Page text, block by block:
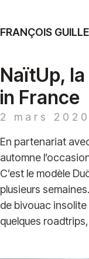
FRANÇOIS
NaïtUp,
in France
2 mars 2020
En partenariat
automne
C’est le modèle
plusieurs
de bivouac
quelques